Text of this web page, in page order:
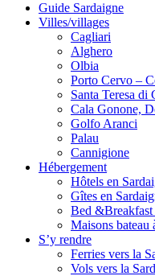
Guide Sardaigne
Villes/villages
Cagliari
Alghero
Olbia
Porto Cervo –
Santa Teresa di
Cala Gonone,
Golfo Aranci
Palau
Cannigione
Hébergement
Hôtels en
Gîtes en
Bed &Breakfast
Maisons bateau
S’y rendre
Ferries vers la
Vols vers la